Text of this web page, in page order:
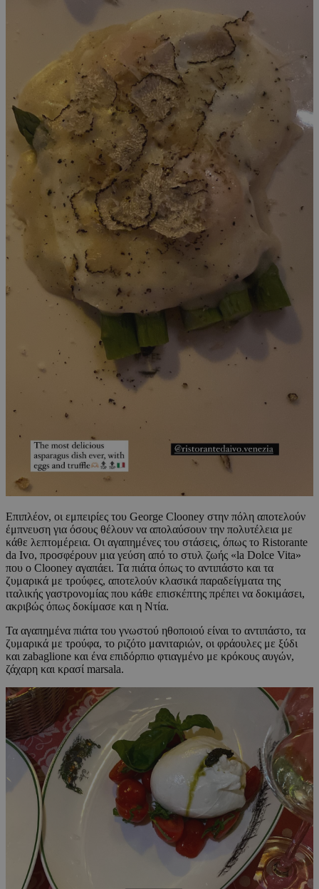
Επιπλέον, οι εμπειρίες του George Clooney στην πόλη αποτελούν
έμπνευση για όσους θέλουν να απολαύσουν την πολυτέλεια με
κάθε λεπτομέρεια. Οι αγαπημένες του στάσεις, όπως το Ristorante
da Ivo, προσφέρουν μια γεύση από το στυλ ζωής «la Dolce Vita»
που ο Clooney αγαπάει. Τα πιάτα όπως το αντιπάστο και τα
ζυμαρικά με τρούφες, αποτελούν κλασικά παραδείγματα της
ιταλικής γαστρονομίας που κάθε επισκέπτης πρέπει να δοκιμάσει,
ακριβώς όπως δοκίμασε και η Ντία.
Τα αγαπημένα πιάτα του γνωστού ηθοποιού είναι το αντιπάστο, τα
ζυμαρικά με τρούφα, το ριζότο μανιταριών, οι φράουλες με ξύδι
και zabaglione και ένα επιδόρπιο φτιαγμένο με κρόκους αυγών,
ζάχαρη και κρασί marsala.